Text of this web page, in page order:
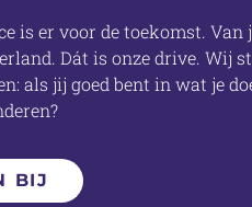
is er voor de toekomst. Van
Dát is onze drive. Wij
als jij goed bent in wat je
BIJ